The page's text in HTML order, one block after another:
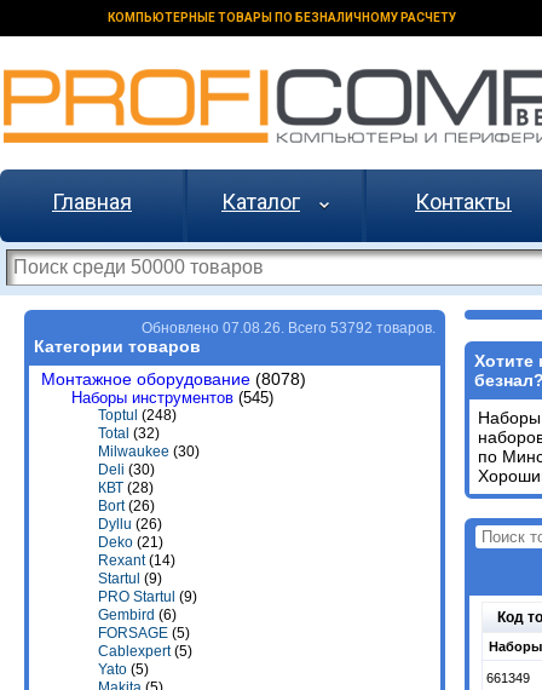
КОМПЬЮТЕРНЫЕ ТОВАРЫ ПО БЕЗНАЛИЧНОМУ РАСЧЕТУ
Главная Каталог Контакты
Обновлено 07.08.26. Всего 53792 товаров.
Категории товаров
Монтажное оборудование (8078)
Наборы инструментов (545)
Toptul (248)
Total (32)
Milwaukee (30)
Deli (30)
КВТ (28)
Bort(26)
Dyllu (26)
Deko (21)
Rexant(14)
Startul (9)
PRO Startul (9)
Gembird (6)
FORSAGE (5)
Cablexpert(5)
Yato (5)
Хотите
по
Код
Наборы
661349